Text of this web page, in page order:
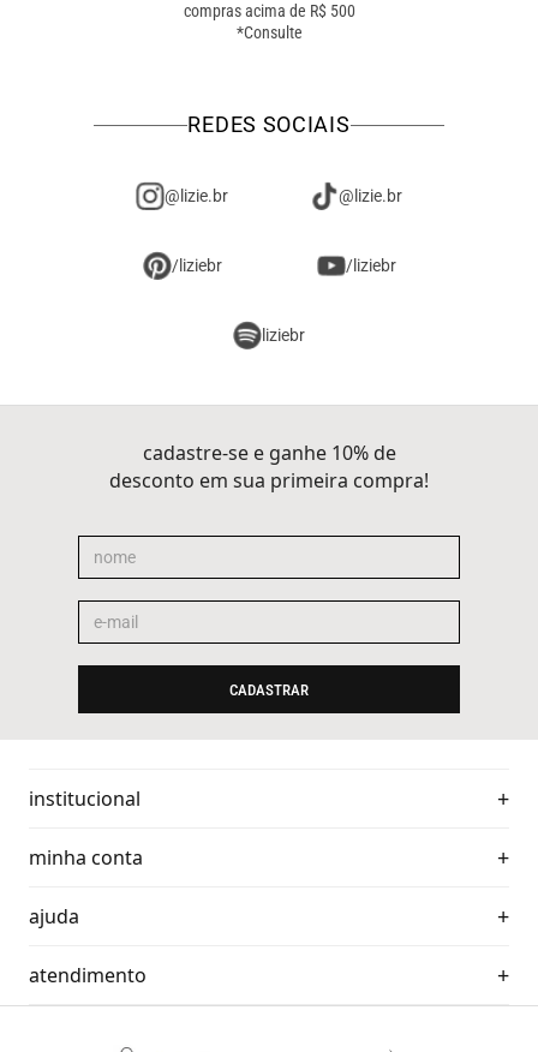
compras acima de R$ 500
*Consulte
REDES SOCIAIS
@lizie.br @lizie.br
/liziebr /liziebr
liziebr
cadastre-se e ganhe 10% de
desconto em sua primeira compra!
CADASTRAR
institucional
minha conta
ajuda
atendimento